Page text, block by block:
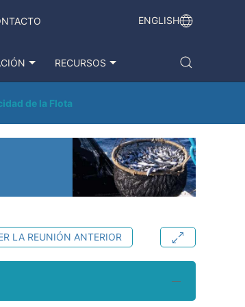
ENGLISH
RECURSOS
de la Flota
LA REUNIÓN ANTERIOR